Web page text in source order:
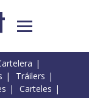
Tráilers
Carteles